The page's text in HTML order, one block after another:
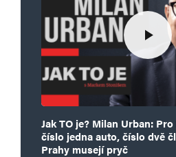
Jak TO je? Milan Urban:
číslo jedna auto, číslo dvě
Prahy musejí pryč